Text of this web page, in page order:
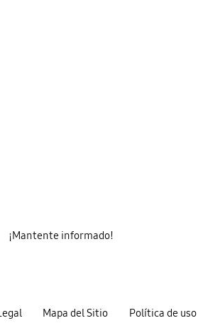
Mapa del Sitio Política de uso
¡Mantente informado!